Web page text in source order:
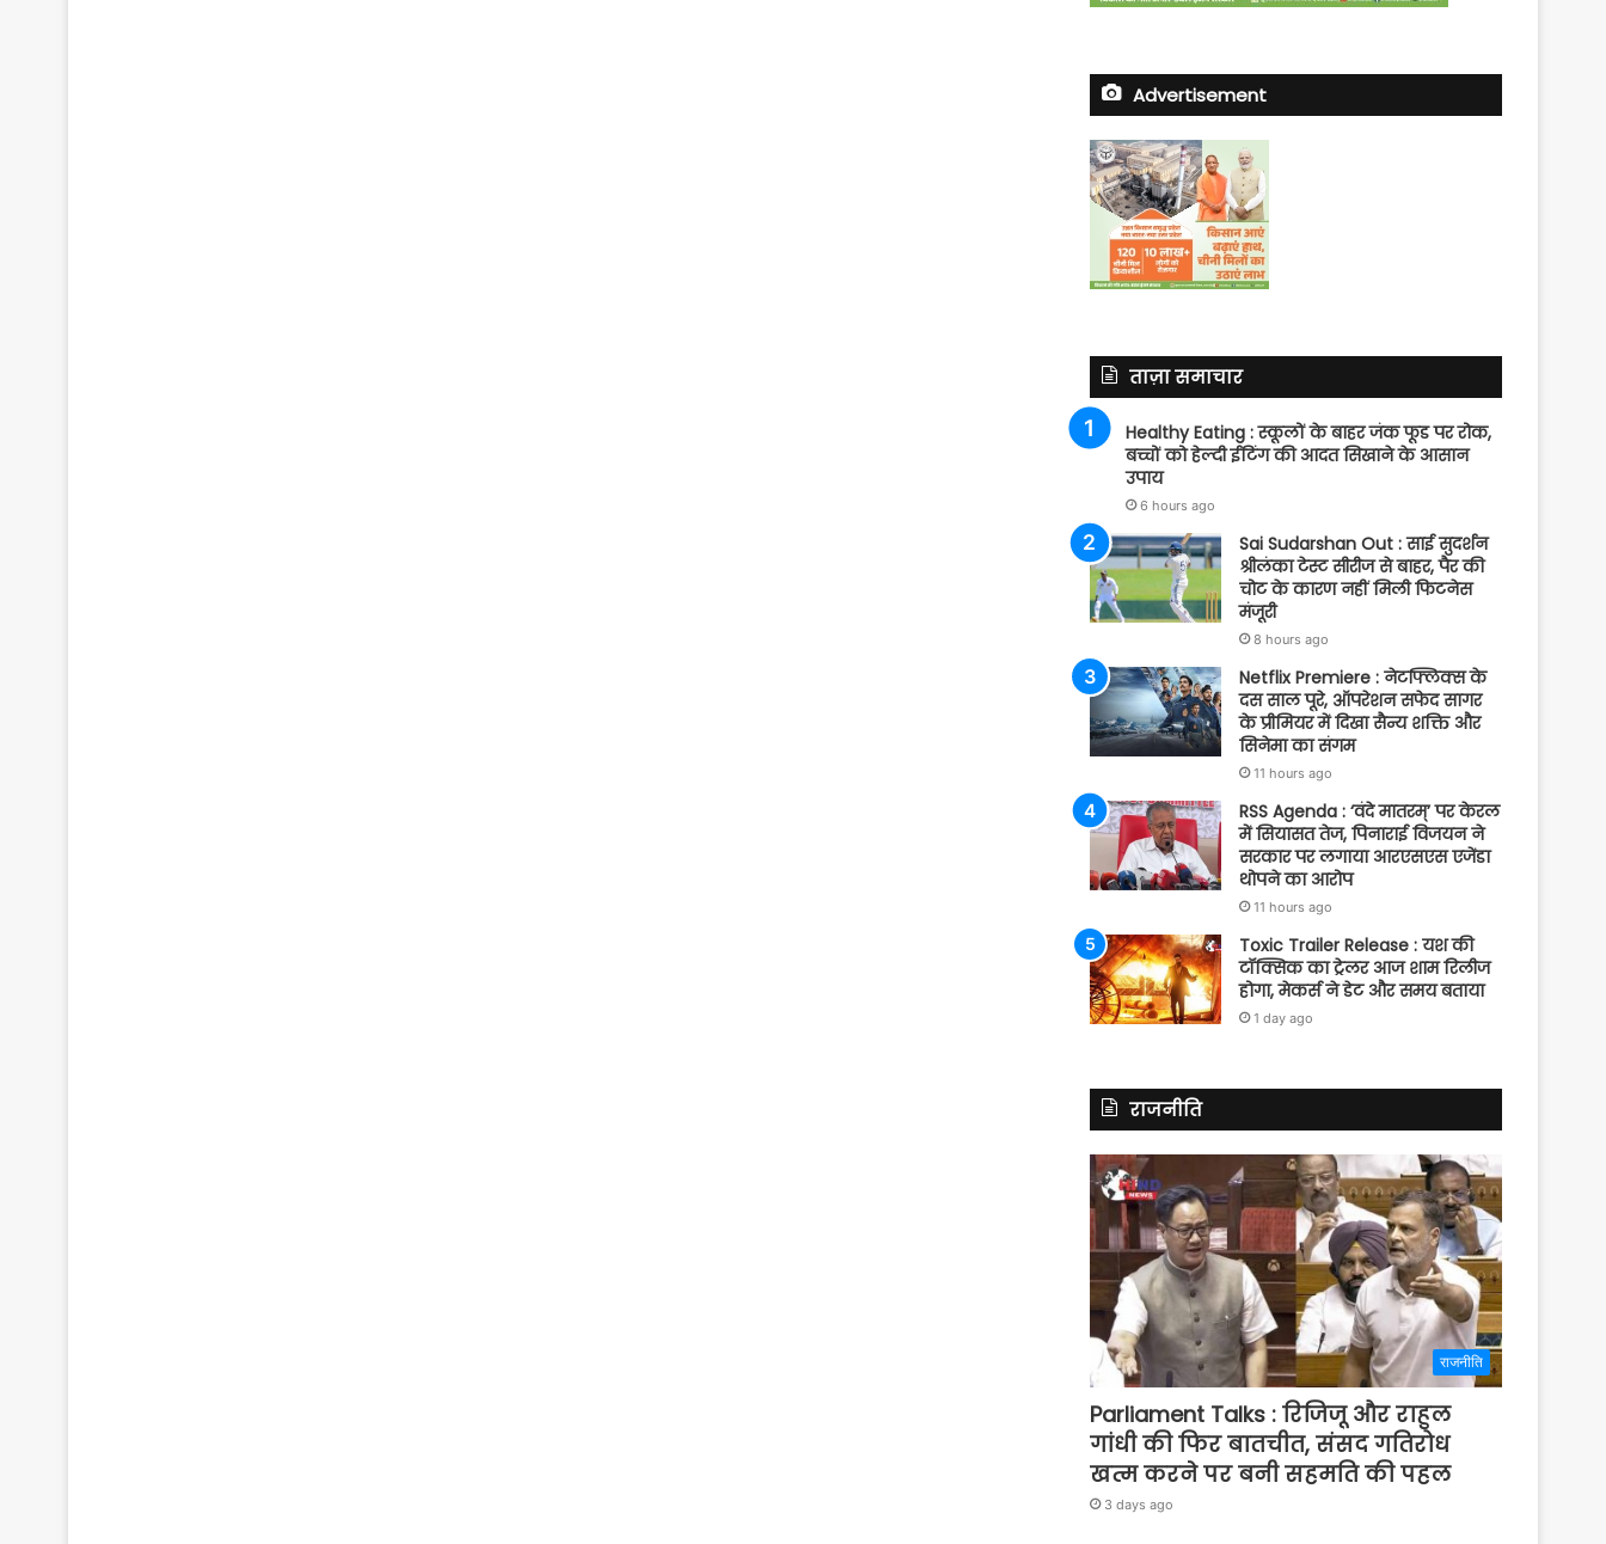
Advertisement
ताज़ा समाचार
Healthy Eating : स्कूलों के बाहर जंक फूड पर रोक,
बच्चों को हेल्दी ईटिंग की आदत सिखाने के आसान
उपाय
6 hours ago
Sai Sudarshan Out : साई सुदर्शन
श्रीलंका टेस्ट सीरीज से बाहर, पैर की
चोट के कारण नहीं मिली फिटनेस
मंजूरी
8 hours ago
Netflix Premiere : नेटफ्लिक्स के
दस साल पूरे, ऑपरेशन सफेद सागर
के प्रीमियर में दिखा सैन्य शक्ति और
सिनेमा का संगम
11 hours ago
RSS Agenda : ‘वंदे मातरम्’ पर केरल
में सियासत तेज, पिनाराई विजयन ने
सरकार पर लगाया आरएसएस एजेंडा
थोपने का आरोप
11 hours ago
Toxic Trailer Release : यश की
टॉक्सिक का ट्रेलर आज शाम रिलीज
होगा, मेकर्स ने डेट और समय बताया
1 day ago
राजनीति
राजनीति
Parliament Talks : रिजिजू और राहुल
गांधी की फिर बातचीत, संसद गतिरोध
खत्म करने पर बनी सहमति की पहल
3 days ago